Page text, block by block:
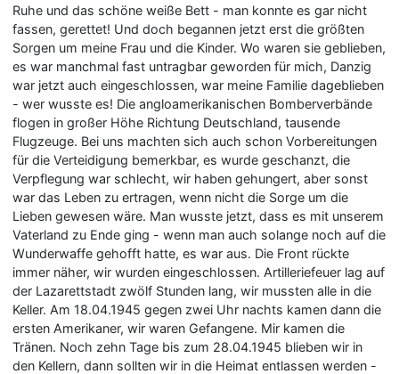
Ruhe und das schöne weiße Bett - man konnte es gar nicht
fassen, gerettet! Und doch begannen jetzt erst die größten
Sorgen um meine Frau und die Kinder. Wo waren sie geblieben,
es war manchmal fast untragbar geworden für mich, Danzig
war jetzt auch eingeschlossen, war meine Familie dageblieben
- wer wusste es! Die angloamerikanischen Bomberverbände
flogen in großer Höhe Richtung Deutschland, tausende
Flugzeuge. Bei uns machten sich auch schon Vorbereitungen
für die Verteidigung bemerkbar, es wurde geschanzt, die
Verpflegung war schlecht, wir haben gehungert, aber sonst
war das Leben zu ertragen, wenn nicht die Sorge um die
Lieben gewesen wäre. Man wusste jetzt, dass es mit unserem
Vaterland zu Ende ging - wenn man auch solange noch auf die
Wunderwaffe gehofft hatte, es war aus. Die Front rückte
immer näher, wir wurden eingeschlossen. Artilleriefeuer lag auf
der Lazarettstadt zwölf Stunden lang, wir mussten alle in die
Keller. Am 18.04.1945 gegen zwei Uhr nachts kamen dann die
ersten Amerikaner, wir waren Gefangene. Mir kamen die
Tränen. Noch zehn Tage bis zum 28.04.1945 blieben wir in
den Kellern, dann sollten wir in die Heimat entlassen werden -